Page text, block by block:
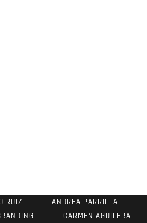
RUIZ ANDREA PARRILLA
CARMEN AGUILERA